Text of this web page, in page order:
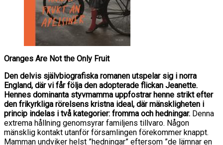
Oranges Are Not the Only Fruit
Den delvis självbiografiska romanen utspelar sig i norra
England, där vi får följa den adopterade flickan Jeanette.
Hennes dominanta styvmamma uppfostrar henne strikt efter
den frikyrkliga rörelsens kristna ideal, där mänskligheten i
princip indelas i två kategorier: fromma och hedningar. Denna
extrema hållning genomsyrar familjens tillvaro. Någon
mänsklig kontakt utanför församlingen förekommer knappt.
Mamman undviker helst ”hedningar” eftersom ”de lämnar en